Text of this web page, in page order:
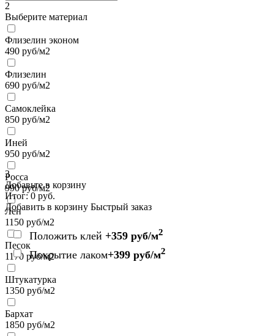
2
Выберите материал
Флизелин эконом
490 руб/м2
Флизелин
690 руб/м2
Самоклейка
850 руб/м2
Иней
950 руб/м2
Росса
990руб/м2
Лен
1150 руб/м2
Песок
1170 руб/м2
Штукатурка
1350 руб/м2
Бархат
1850 руб/м2
3
Добавьте в корзину
Итог:0 руб.
Добавить в корзину Быстрый заказ
Положить клей +359 руб/м2
Покрытие лаком+399 руб/м2